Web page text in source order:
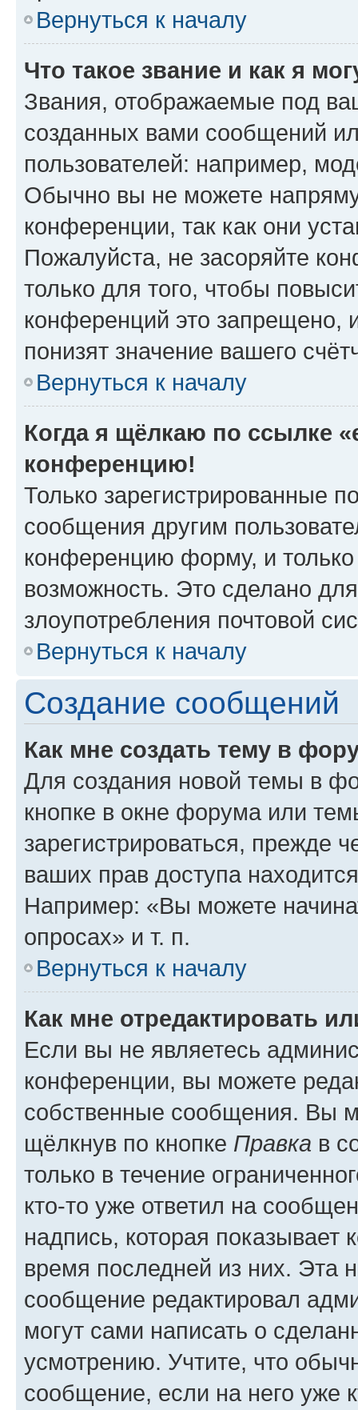
Вернуться к началу
Что такое звание и как я
Звания, отображаемые под
созданных вами сообщений
пользователей: например,
Обычно вы не можете
конференции, так как они
Пожалуйста, не засоряйте
только для того, чтобы
конференций это запрещено,
понизят значение вашего
Вернуться к началу
Когда я щёлкаю по ссылке
конференцию!
Только зарегистрированные
сообщения другим
конференцию форму, и
возможность. Это сделано
злоупотребления почтовой
Вернуться к началу
Создание сообщений
Как мне создать тему в
Для создания новой темы в
кнопке в окне форума или
зарегистрироваться, прежде
ваших прав доступа
Например: «Вы можете
опросах» и т. п.
Вернуться к началу
Как мне отредактировать
Если вы не являетесь
конференции, вы можете
собственные сообщения. Вы
щёлкнув по кнопке Правка в
только в течение
кто-то уже ответил на
надпись, которая показывает
время последней из них. Эта
сообщение редактировал
могут сами написать о
усмотрению. Учтите, что
сообщение, если на него уже